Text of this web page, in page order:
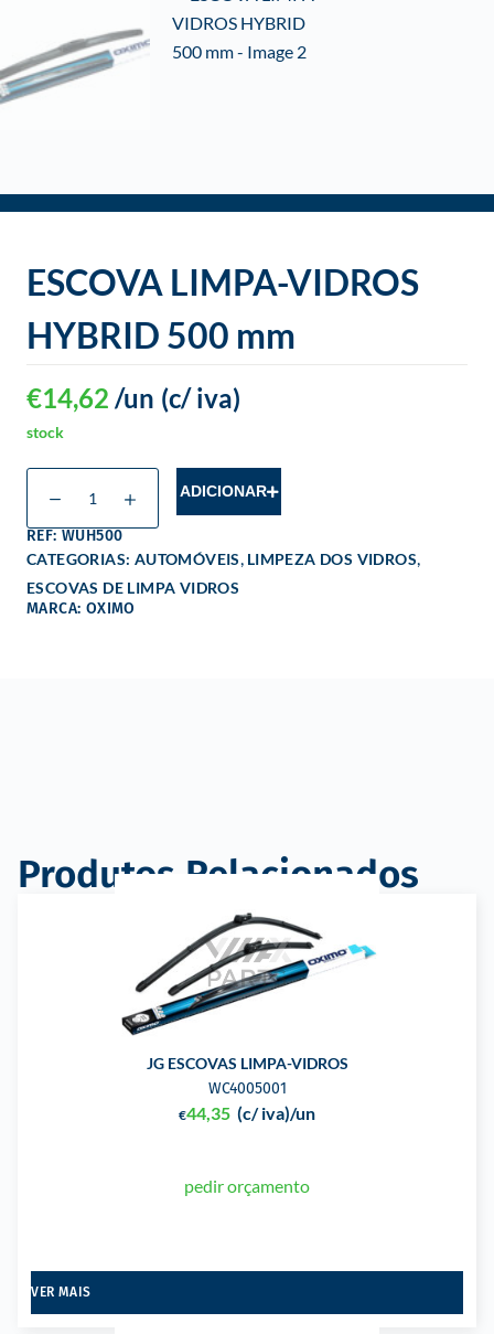
ESCOVA LIMPA-VIDROS
HYBRID 500 mm
€14,62 (c/ iva)
/un
stock
ADICIONAR
REF: WUH500
CATEGORIAS: AUTOMÓVEIS, LIMPEZA DOS VIDROS,
ESCOVAS DE LIMPA VIDROS
MARCA: OXIMO
Produtos Relacionados
JG ESCOVAS LIMPA-VIDROS
WC4005001
€44,35 (c/ iva)/un
pedir orçamento
VER MAIS